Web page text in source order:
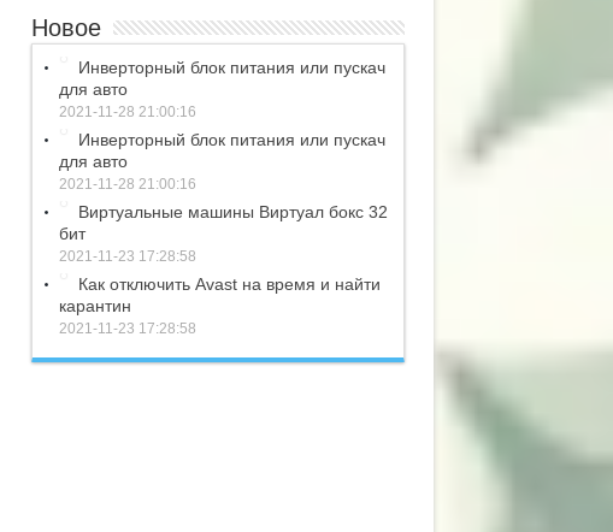
Новое
Инверторный блок питания или пускач
для авто
2021-11-28 21:00:16
Инверторный блок питания или пускач
для авто
2021-11-28 21:00:16
Виртуальные машины Виртуал бокс 32
бит
2021-11-23 17:28:58
Как отключить Avast на время и найти
карантин
2021-11-23 17:28:58